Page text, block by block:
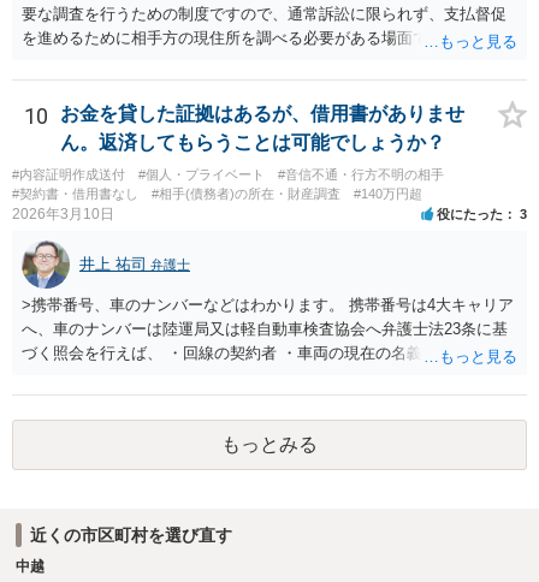
要な調査を行うための制度ですので、通常訴訟に限られず、支払督促
を進めるために相手方の現住所を調べる必要がある場面でも利用が検
は「住所調査だけ単体」で依頼するものではなく、支払督促申立てな
どの事件そのものを弁護士に依頼した上で、その事件処理の一環とし
て行う必要があります。また、23条照会をかければ必ず住所が判明す
るとは限りません。どの情報を手掛かりに、どこに照会するか、照会
先が回答に応じるかによって結果は変わります。したがって、支払督
促の段階でも利用は可能だが、成功するかは事案次第ということにな
護士に「支払督促申立てを前提に住所調査もお願いしたい」と相談す
るのがよいと思われます。
10
お金を貸した証拠はあるが、借用書がありませ
ん。返済してもらうことは可能でしょうか？
#内容証明作成送付 #個人・プライベート
#音信不通・行方不明の相手
#契約書・借用書なし
#相手(債務者)の所在・財産調査 #140万円超
2026年3月10日 役にたった 3
井上 祐司 弁護士
>携帯番号、車のナンバーなどはわかります。 携帯番号は4大キャリア
へ、車のナンバーは陸運局又は軽自動車検査協会へ弁護士法23条に基
づく照会を行えば、 ・回線の契約者 ・車両の現在の名義人 は、分か
義人であれば住所の特定につながりますが、 ・元彼・元カノ名義の回
線を使用している ・友人の車を借りたり名義残りのまま使用している
場合が稀にあり、この場合は照会しても住所の特定ができない場合も
しばしば存在します。 なお、貸金返還請求事件の受任を前提とせず弁
もっとみる
近くの市区町村を選び直す
中越